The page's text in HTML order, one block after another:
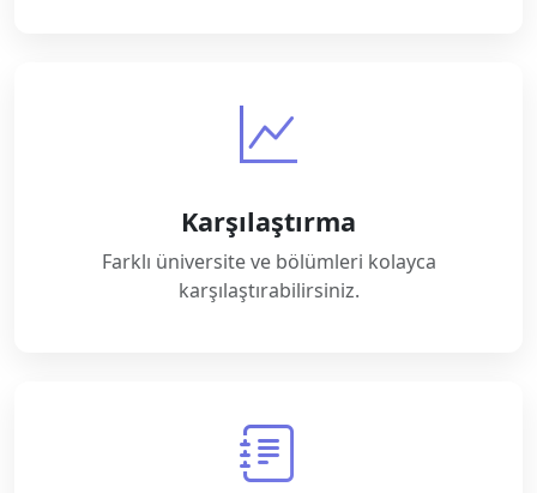
Karşılaştırma
Farklı üniversite ve bölümleri kolayca
karşılaştırabilirsiniz.